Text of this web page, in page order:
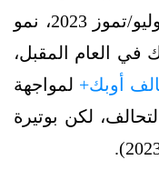
المؤسسات الـ3 الكبرى لشهر يوليو/تموز 2023، نمو
العام المقبل،
أوبك+ لمواجهة
لكن بوتيرة